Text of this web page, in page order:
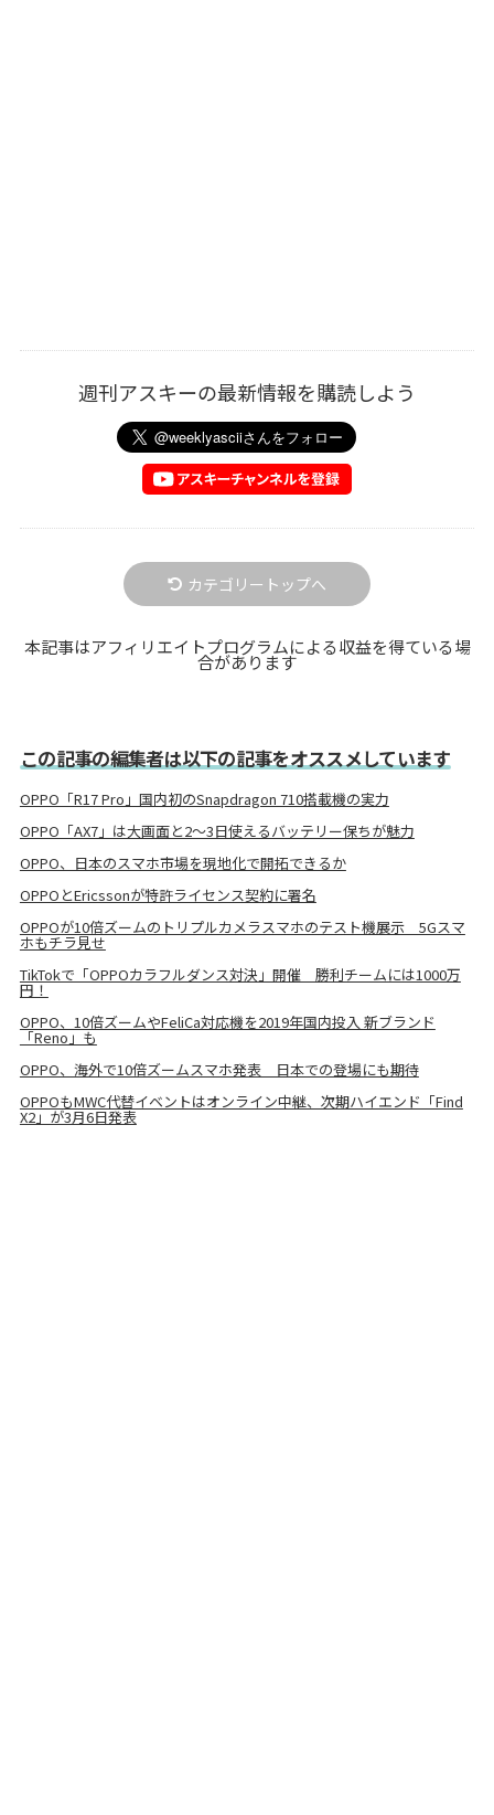
週刊アスキーの最新情報を購読しよう
カテゴリートップへ
本記事はアフィリエイトプログラムによる収益を得ている場
合があります
この記事の編集者は以下の記事をオススメしています
OPPO「R17 Pro」国内初のSnapdragon 710搭載機の実力
OPPO「AX7」は大画面と2～3日使えるバッテリー保ちが魅力
OPPO、日本のスマホ市場を現地化で開拓できるか
OPPOとEricssonが特許ライセンス契約に署名
OPPOが10倍ズームのトリプルカメラスマホのテスト機展示 5Gスマ
ホもチラ見せ
TikTokで「OPPOカラフルダンス対決」開催 勝利チームには1000万
円！
OPPO、10倍ズームやFeliCa対応機を2019年国内投入 新ブランド
「Reno」も
OPPO、海外で10倍ズームスマホ発表 日本での登場にも期待
OPPOもMWC代替イベントはオンライン中継、次期ハイエンド「Find
X2」が3月6日発表